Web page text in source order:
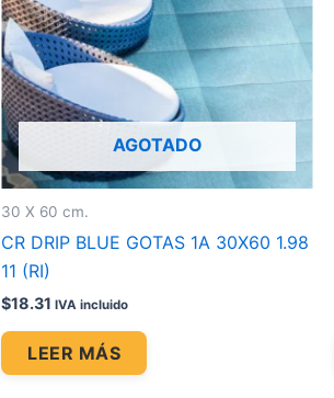
AGOTADO
30 X 60 cm.
CR DRIP BLUE GOTAS 1A 30X60 1.98
11 (RI)
$18.31 IVA incluido
LEER MÁS